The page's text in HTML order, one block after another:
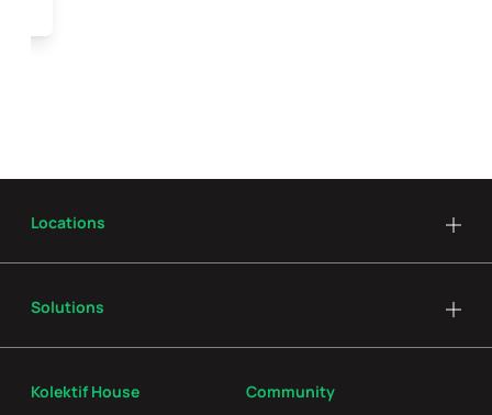
Kolektif House Community
Locations
Solutions